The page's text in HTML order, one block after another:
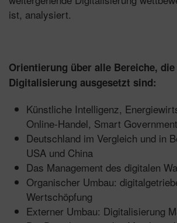
ist, analysiert.
Orientierung über alle Bereiche, die
Digitalisierung ausgesetzt sind:
Künstliche Intelligenz,
Online-Handel, Smart
Deutschland im Vergleich und in
USA und China
Das Management des digitalen
Organischer Umbau:
Wertschöpfung
Externer Umbau: Digitalisierung